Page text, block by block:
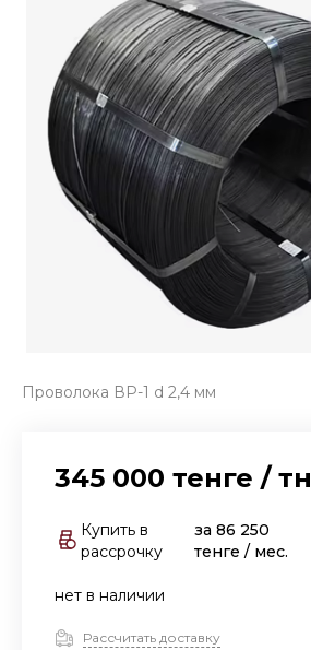
Проволока ВР-1 d 2,4 мм
345 000 тенге / тн
Купить в
рассрочку
за86 250
тенге / мес.
нет в наличии
Рассчитать доставку